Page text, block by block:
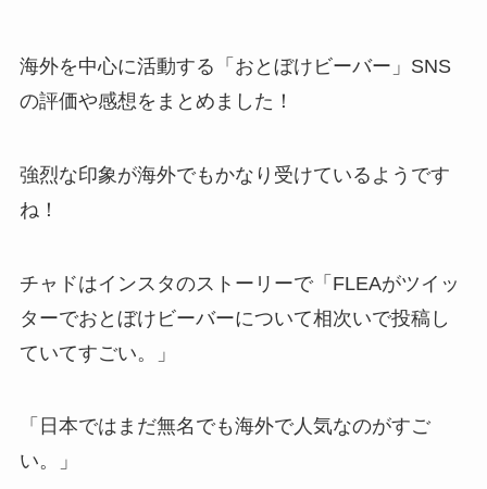
海外を中心に活動する「おとぼけビーバー」SNS
の評価や感想をまとめました！
強烈な印象が海外でもかなり受けているようです
ね！
チャドはインスタのストーリーで「FLEAがツイッ
ターでおとぼけビーバーについて相次いで投稿し
ていてすごい。」
「日本ではまだ無名でも海外で人気なのがすご
い。」